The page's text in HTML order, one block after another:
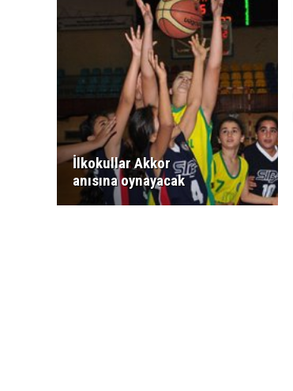
İlkokullar Akkor
anısına oynayacak